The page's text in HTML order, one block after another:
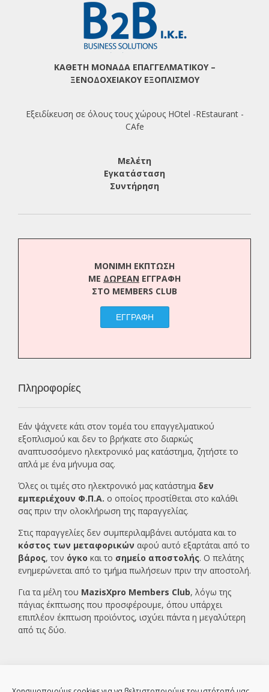
ΚΑΘΕΤΗ ΜΟΝΑΔΑ ΕΠΑΓΓΕΛΜΑΤΙΚΟΥ –
ΞΕΝΟΔΟΧΕΙΑΚΟΥ ΕΞΟΠΛΙΣΜΟΥ
Εξειδίκευση σε όλους τους χώρους HOtel -REstaurant -
CAfe
Μελέτη
Εγκατάσταση
Συντήρηση
ΜΟΝΙΜΗ ΕΚΠΤΩΣΗ
ΜΕ ΔΩΡΕΑΝ ΕΓΓΡΑΦΗ
ΣΤΟ MEMBERS CLUB
ΕΓΓΡΑΦΗ
Πληροφορίες
Εάν ψάχνετε κάτι στον τομέα του επαγγελματικού
εξοπλισμού και δεν το βρήκατε στο διαρκώς
αναπτυσσόμενο ηλεκτρονικό μας κατάστημα, ζητήστε το
απλά με ένα μήνυμα σας.
Όλες οι τιμές στο ηλεκτρονικό μας κατάστημα δεν
εμπεριέχουν Φ.Π.Α. ο οποίος προστίθεται στο καλάθι
σας πριν την ολοκλήρωση της παραγγελίας.
Στις παραγγελίες δεν συμπεριλαμβάνει αυτόματα και το
κόστος των μεταφορικών αφού αυτό εξαρτάται από το
βάρος, τον όγκο και το σημείο αποστολής. Ο πελάτης
ενημερώνεται από το τμήμα πωλήσεων πριν την αποστολή.
Για τα μέλη του MazisXpro Members Club, λόγω της
πάγιας έκπτωσης που προσφέρουμε, όπου υπάρχει
επιπλέον έκπτωση προϊόντος, ισχύει πάντα η μεγαλύτερη
από τις δύο.